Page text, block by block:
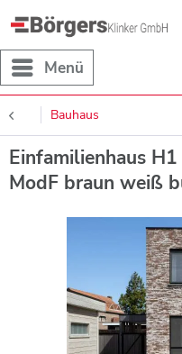
Menü
Bauhaus
Einfamilienhaus
ModF braun weiß